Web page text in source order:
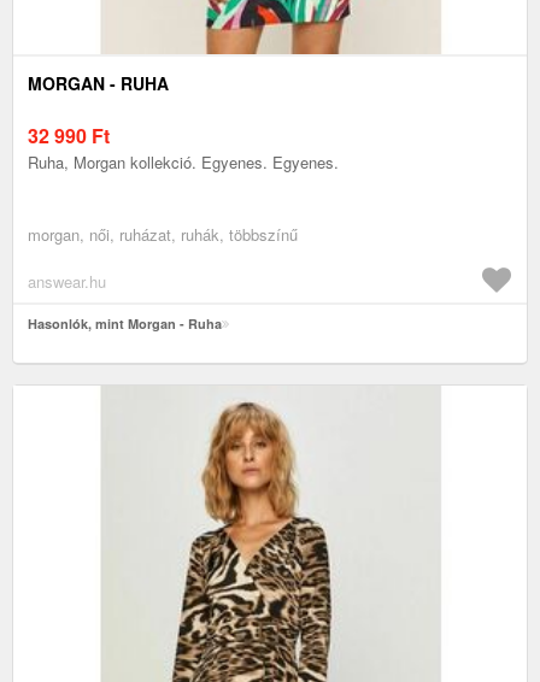
MORGAN - RUHA
32 990 Ft
Ruha, Morgan kollekció. Egyenes. Egyenes.
morgan, női, ruházat, ruhák, többszínű
answear.hu
Hasonlók, mint Morgan - Ruha